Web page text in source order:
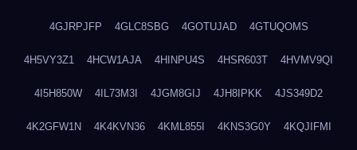
4GJRPJFP 4GLC8SBG 4GOTUJAD 4GTUQOMS
4H5VY3Z1 4HCW1AJA 4HINPU4S 4HSR603T 4HVMV9QI
4I5H850W 4IL73M3I 4JGM8GIJ 4JH8IPKK 4JS349D2
4K2GFW1N 4K4KVN36 4KML855I 4KNS3G0Y 4KQJIFMI